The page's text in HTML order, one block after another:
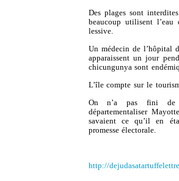
Des plages sont
beaucoup utilisent
lessive.
Un médecin de l’hôpital
apparaissent un jour
chicungunya sont
L’île compte sur le
On n’a pas fini de
départementaliser
savaient ce qu’il en
promesse électorale.
http://